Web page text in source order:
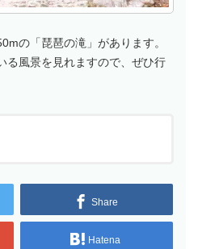
の「琵琶の滝」があります。
る風景を見れますので、ぜひ行
Share
Hatena